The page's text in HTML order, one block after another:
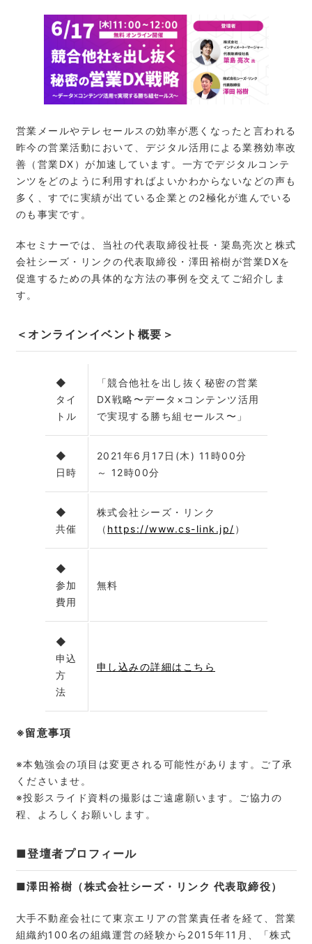
営業メールやテレセールスの効率が悪くなったと言われる
昨今の営業活動において、デジタル活用による業務効率改
善（営業DX）が加速しています。一方でデジタルコンテ
ンツをどのように利用すればよいかわからないなどの声も
多く、すでに実績が出ている企業との2極化が進んでいる
のも事実です。
本セミナーでは、当社の代表取締役社長・簗島亮次と株式
会社シーズ・リンクの代表取締役・澤田裕樹が営業DXを
促進するための具体的な方法の事例を交えてご紹介しま
す。
＜オンラインイベント概要＞
◆
タイ
トル
「競合他社を出し抜く秘密の営業
DX戦略〜データ×コンテンツ活用
で実現する勝ち組セールス〜」
◆
日時
2021年6月17日(木) 11時00分
～ 12時00分
◆
共催
株式会社シーズ・リンク
（ https://www.cs-link.jp/ ）
◆
参加
費用
無料
◆
申込
方
法
申し込みの詳細はこちら
※留意事項
※本勉強会の項目は変更される可能性があります。ご了承
くださいませ。
※投影スライド資料の撮影はご遠慮願います。ご協力の
程、よろしくお願いします。
■登壇者プロフィール
■澤田裕樹（株式会社シーズ・リンク 代表取締役）
大手不動産会社にて東京エリアの営業責任者を経て、営業
組織約100名の組織運営の経験から2015年11月、「株式